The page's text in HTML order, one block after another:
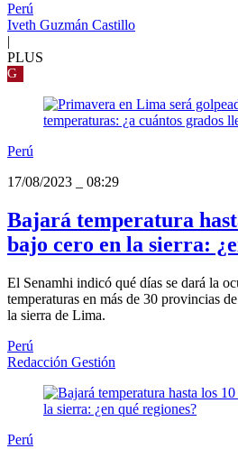
Perú
Iveth Guzmán Castillo
|
PLUS
G
Perú
17/08/2023
08:29
Bajará temperatura
bajo cero en la sierra:
El Senamhi indicó qué días se dará la
temperaturas en más de 30 provincias
la sierra de Lima.
Perú
Redacción Gestión
Perú